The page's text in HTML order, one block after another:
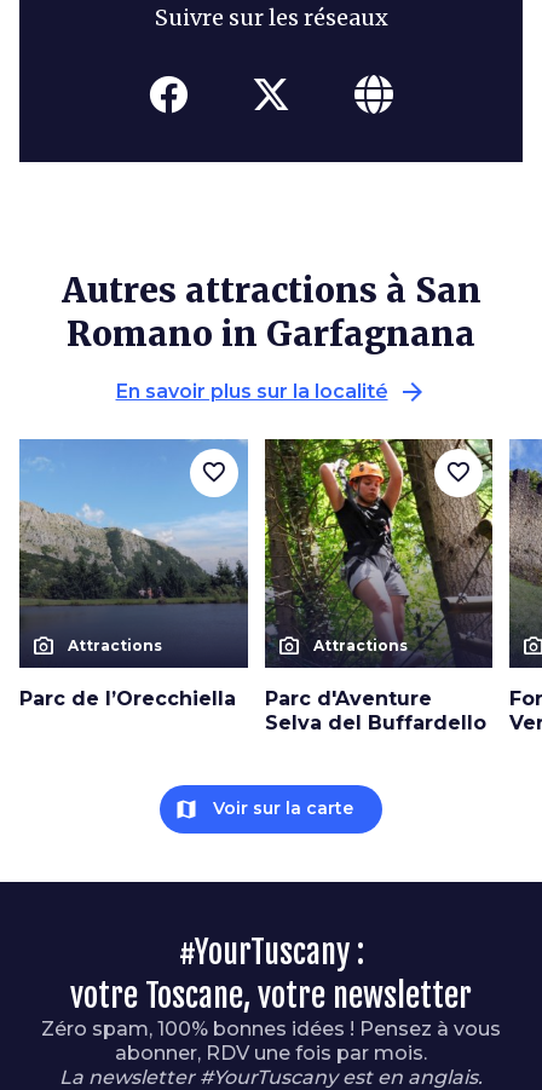
Suivre sur les réseaux
Autres attractions à San
Romano in Garfagnana
En savoir plus sur la localité arrow_forward
photo_camera Attractions
Parc de l’Orecchiella
favorite_border
photo_camera Attractions
Parc d'Aventure
Selva del Buffardello
favorite_border
map Voir sur la carte
#YourTuscany :
votre Toscane, votre newsletter
Zéro spam, 100% bonnes idées ! Pensez à vous
abonner, RDV une fois par mois.
La newsletter #YourTuscany est en anglais.